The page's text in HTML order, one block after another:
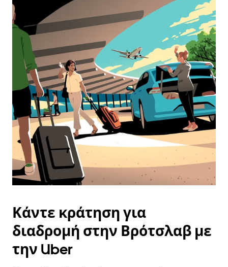
Κάντε κράτηση για
διαδρομή στην Βρότσλαβ με
την Uber